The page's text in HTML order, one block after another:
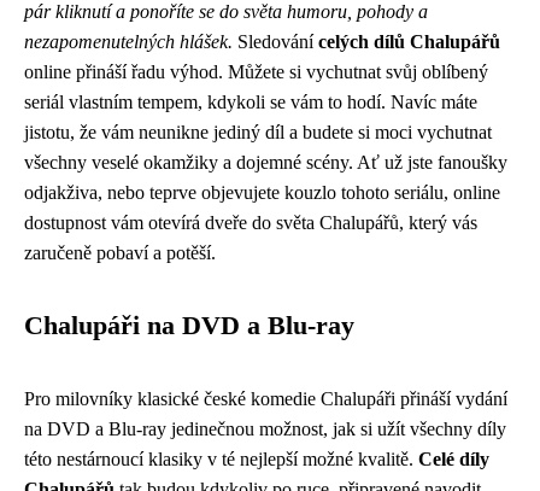
pár kliknutí a ponoříte se do světa humoru, pohody a
nezapomenutelných hlášek. Sledovánícelých dílů Chalupářů
online přináší řadu výhod. Můžete si vychutnat svůj oblíbený
seriál vlastním tempem, kdykoli se vám to hodí. Navíc máte
jistotu, že vám neunikne jediný díl a budete si moci vychutnat
všechny veselé okamžiky a dojemné scény. Ať už jste fanoušky
odjakživa, nebo teprve objevujete kouzlo tohoto seriálu, online
dostupnost vám otevírá dveře do světa Chalupářů, který vás
zaručeně pobaví a potěší.
Chalupáři na DVD a Blu-ray
Pro milovníky klasické české komedie Chalupáři přináší vydání
na DVD a Blu-ray jedinečnou možnost, jak si užít všechny díly
této nestárnoucí klasiky v té nejlepší možné kvalitě. Celé díly